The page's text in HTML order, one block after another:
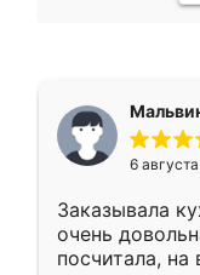
6
Заказывала
очень
посчитала, на